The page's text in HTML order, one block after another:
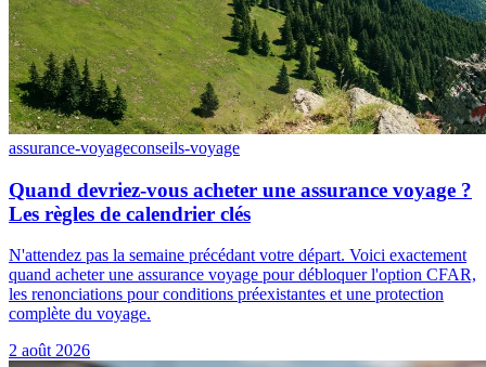
assurance-voyageconseils-voyage
Quand devriez-vous acheter une assurance voyage ?
Les règles de calendrier clés
N'attendez pas la semaine précédant votre départ. Voici exactement
quand acheter une assurance voyage pour débloquer l'option CFAR,
les renonciations pour conditions préexistantes et une protection
complète du voyage.
2 août 2026